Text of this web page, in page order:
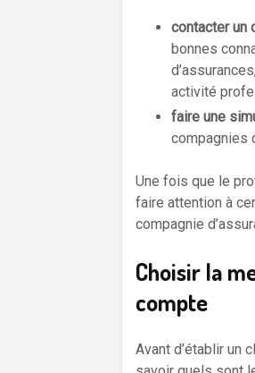
contacter un
bonnes
activité
faire une
compagnies
Une fois que le
faire attention à
compagnie
Choisir la
compte
Avant d’établir un